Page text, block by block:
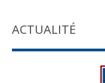
ACTUALITÉ